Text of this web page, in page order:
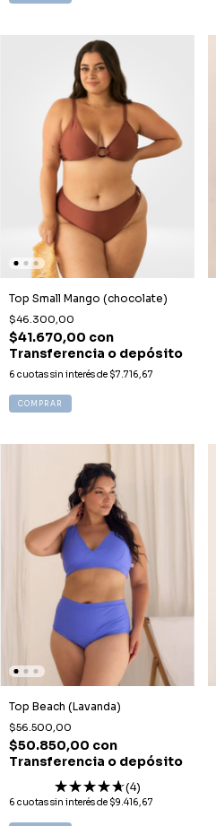
Top Small Mango (chocolate)
$46.300,00
$41.670,00 con
Transferencia o depósito
6 cuotas sin interés de $7.716,67
COMPRAR
Top Beach (Lavanda)
$56.500,00
$50.850,00 con
Transferencia o depósito
(4)
6 cuotas sin interés de $9.416,67